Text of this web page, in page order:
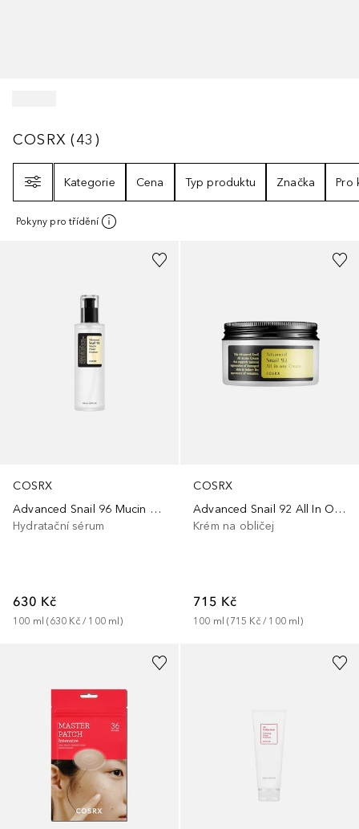
COSRX43
COSRX (43 )
Kategorie
Cena Typ produktu Značka Pro
Pokyny pro třídění
COSRX
Advanced Snail 96 Mucin Power Essence
Hydratační sérum
630 Kč
100 ml (630 Kč / 100 ml )
COSRX
Advanced Snail 92 All In One Cream
Krém na obličej
715 Kč
100 ml (715 Kč / 100 ml )